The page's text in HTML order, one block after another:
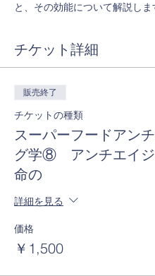
と、その効能について解説しま
チケット詳細
販売終了
チケットの種類
スーパーフードアン
グ学⑧ アンチエイジ
命の
詳細を見る
価格
￥1,500